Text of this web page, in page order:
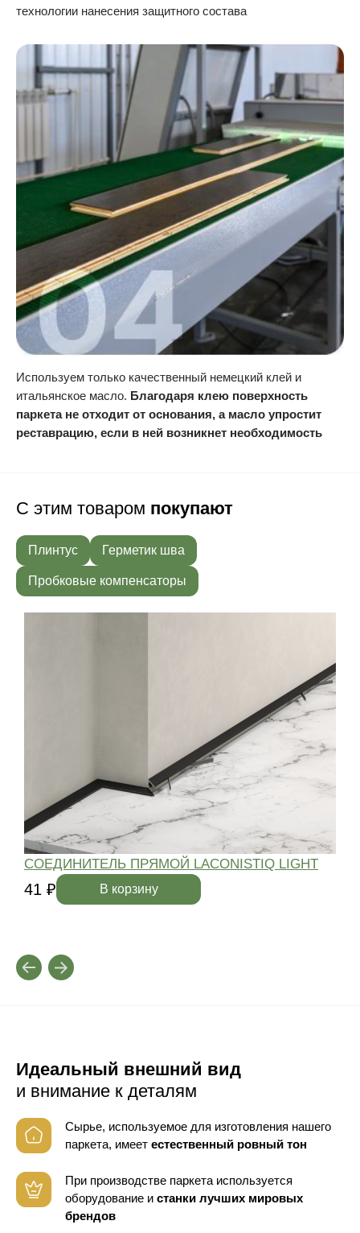
технологии нанесения защитного состава
Используем только качественный немецкий клей и
итальянское масло. Благодаря клею поверхность
паркета не отходит от основания, а масло упростит
реставрацию, если в ней возникнет необходимость
С этим товаром покупают
Плинтус Герметик шва
Пробковые компенсаторы
СОЕДИНИТЕЛЬ ПРЯМОЙ LACONISTIQ LIGHT
41 ₽ В корзину
Идеальный внешний вид
и внимание к деталям
Сырье, используемое для изготовления нашего
паркета, имеет естественный ровный тон
При производстве паркета используется
оборудование и станки лучших мировых
брендов